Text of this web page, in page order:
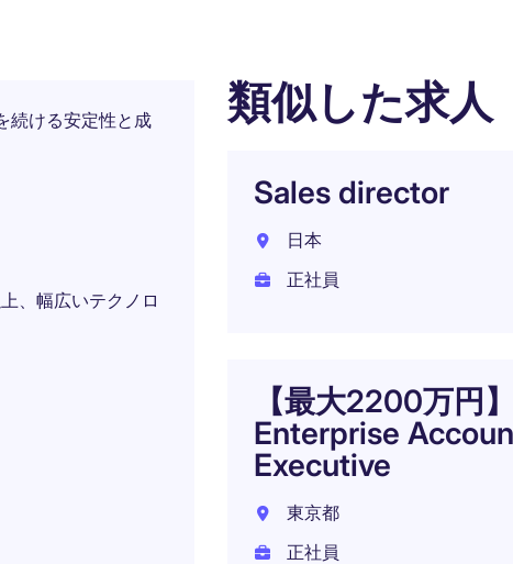
続ける安定性と成
、幅広いテクノロ
類似した求人
Sales director
日本
正社員
【最大2200万円】
Enterprise
Executive
東京都
正社員